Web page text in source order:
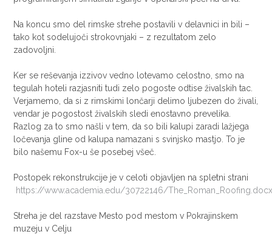
Na koncu smo del rimske strehe postavili v delavnici in bili –
tako kot sodelujoči strokovnjaki – z rezultatom zelo
zadovoljni.
Ker se reševanja izzivov vedno lotevamo celostno, smo na
tegulah hoteli razjasniti tudi zelo pogoste odtise živalskih tac.
Verjamemo, da si z rimskimi lončarji delimo ljubezen do živali,
vendar je pogostost živalskih sledi enostavno prevelika.
Razlog za to smo našli v tem, da so bili kalupi zaradi lažjega
ločevanja gline od kalupa namazani s svinjsko mastjo. To je
bilo našemu Fox-u še posebej všeč.
Postopek rekonstrukcije je v celoti objavljen na spletni strani
https://www.academia.edu/30722146/The_Roman_Roofing.docx
Streha je del razstave Mesto pod mestom v Pokrajinskem
muzeju v Celju